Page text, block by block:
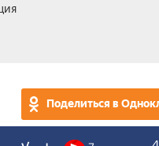
Поделиться в